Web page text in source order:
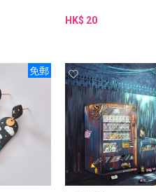
HK$ 20
免郵